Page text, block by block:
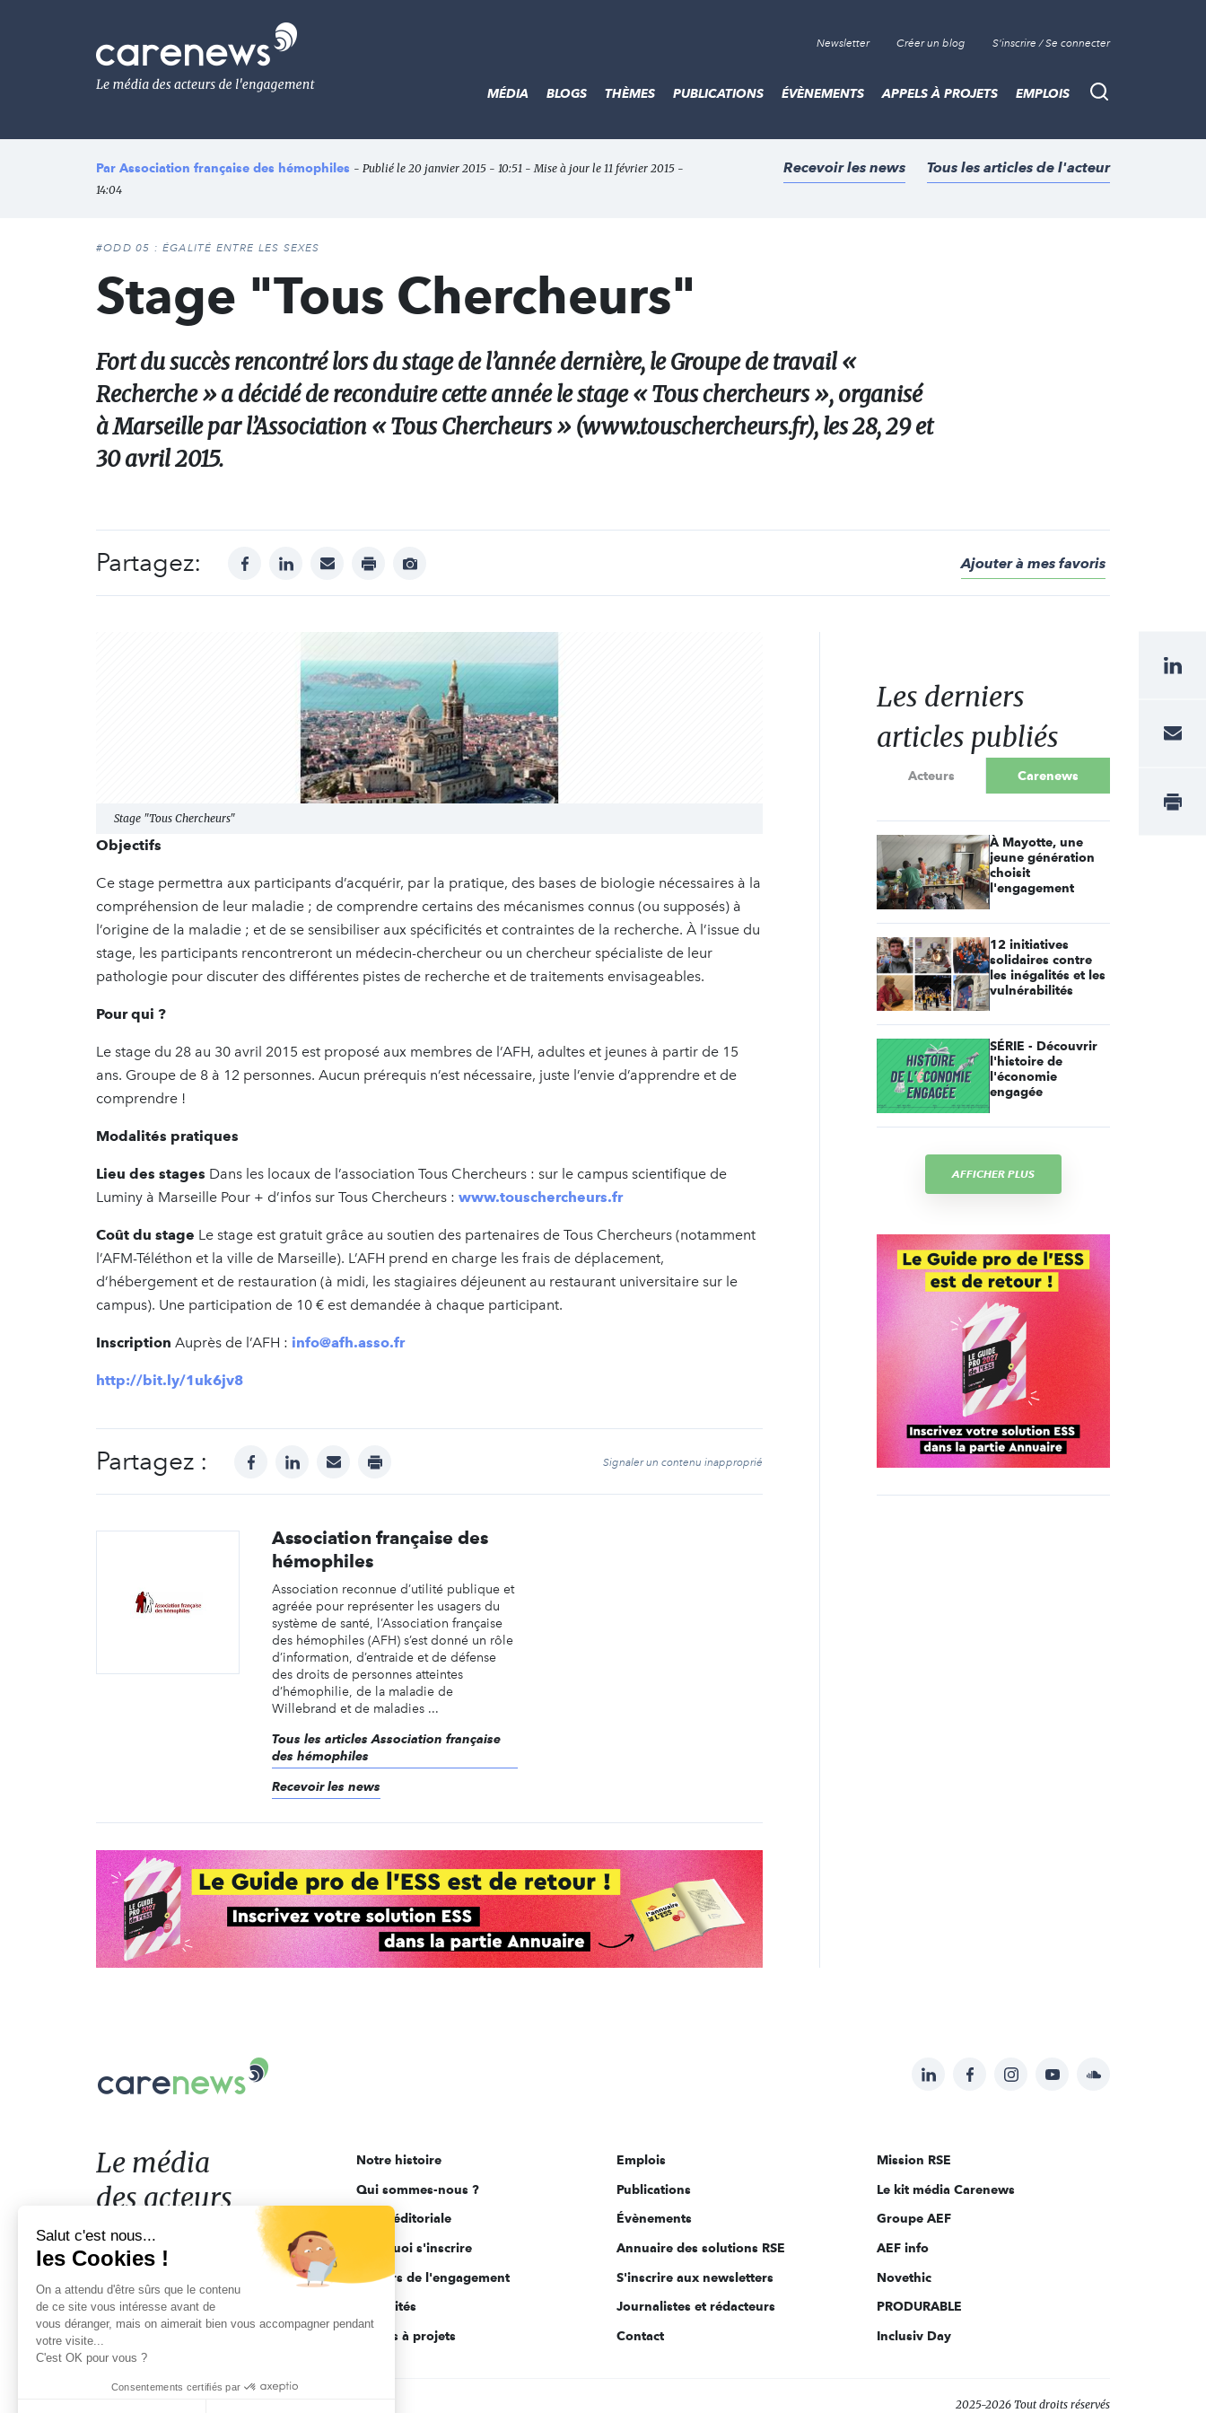
Le
média
de
l'engagement
Newsletter Créer un blog S'inscrire / Se connecter
Recherche
MÉDIA BLOGS THÈMES PUBLICATIONS ÉVÈNEMENTS APPELS À PROJETS EMPLOIS
Par Association française des hémophiles - Publié le 20 janvier 2015 - 10:51 - Mise à jour le 11 février 2015 -
14:04
Recevoir les news Tous les articles de l'acteur
#ODD 05 : ÉGALITÉ ENTRE LES SEXES
Stage "Tous Chercheurs"
Fort du succès rencontré lors du stage de l’année dernière, le Groupe de travail «
Recherche » a décidé de reconduire cette année le stage « Tous chercheurs », organisé
à Marseille par l’Association « Tous Chercheurs » (www.touschercheurs.fr), les 28, 29 et
30 avril 2015.
Partagez: facebooklinkedinmail print
Afficher
Ajouter à mes favoris
Stage "Tous Chercheurs"
Objectifs
Ce stage permettra aux participants d’acquérir, par la pratique, des bases de biologie nécessaires à la
compréhension de leur maladie ; de comprendre certains des mécanismes connus (ou supposés) à
l’origine de la maladie ; et de se sensibiliser aux spécificités et contraintes de la recherche. À l’issue du
stage, les participants rencontreront un médecin-chercheur ou un chercheur spécialiste de leur
pathologie pour discuter des différentes pistes de recherche et de traitements envisageables.
Pour qui ?
Le stage du 28 au 30 avril 2015 est proposé aux membres de l’AFH, adultes et jeunes à partir de 15
ans. Groupe de 8 à 12 personnes. Aucun prérequis n’est nécessaire, juste l’envie d’apprendre et de
comprendre !
Modalités pratiques
Lieu des stages Dans les locaux de l’association Tous Chercheurs : sur le campus scientifique de
Luminy à Marseille Pour + d’infos sur Tous Chercheurs : www.touschercheurs.fr
Coût du stage Le stage est gratuit grâce au soutien des partenaires de Tous Chercheurs (notamment
l’AFM-Téléthon et la ville de Marseille). L’AFH prend en charge les frais de déplacement,
d’hébergement et de restauration (à midi, les stagiaires déjeunent au restaurant universitaire sur le
campus). Une participation de 10 € est demandée à chaque participant.
Inscription Auprès de l’AFH : info@afh.asso.fr
http://bit.ly/1uk6jv8
Partagez : facebooklinkedinmail print Signaler un contenu inapproprié
Association française des
hémophiles
Association reconnue d’utilité publique et
agréée pour représenter les usagers du
système de santé, l’Association française
des hémophiles (AFH) s’est donné un rôle
d’information, d’entraide et de défense
des droits de personnes atteintes
d’hémophilie, de la maladie de
Willebrand et de maladies ...
Tous les articles Association française
des hémophiles
Recevoir les news
Les derniers
articles publiés
Acteurs Carenews
À Mayotte, une
jeune génération
choisit
l'engagement
12 initiatives
solidaires contre
les inégalités et les
vulnérabilités
SÉRIE - Découvrir
l'histoire de
l'économie
engagée
AFFICHER PLUS
Suivez-
sur:
LinkedInFacebookInstagramYouTubeSoundcloud
Le
acteurs
de
l'engagement
Le média
des acteurs
de l'engagement
Notre histoire
Qui sommes-nous ?
Ligne éditoriale
Pourquoi s'inscrire
Acteurs de l'engagement
Actualités
Appels à projets
Emplois
Publications
Évènements
Annuaire des solutions RSE
S'inscrire aux newsletters
Journalistes et rédacteurs
Contact
Mission RSE
Le kit média Carenews
Groupe AEF
AEF info
Novethic
PRODURABLE
Inclusiv Day
2025-2026 Tout droits réservés
Salut c'est nous...
les Cookies !
On a attendu d'être sûrs que le contenu
de ce site vous intéresse avant de
vous déranger, mais on aimerait bien vous accompagner pendant
votre visite...
C'est OK pour vous ?
Consentements certifiés par